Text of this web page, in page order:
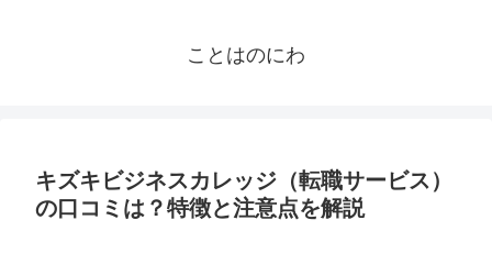
ことはのにわ
キズキビジネスカレッジ（転職サービス）
の口コミは？特徴と注意点を解説